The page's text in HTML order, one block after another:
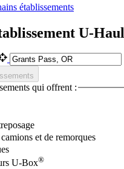
établissements
U-Haul
qui offrent :
et de remorques
U-Box®